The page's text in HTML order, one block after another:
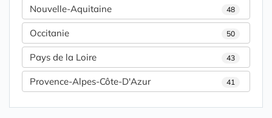
Nouvelle-Aquitaine 48
Occitanie 50
Pays de la Loire 43
Provence-Alpes-Côte-D'Azur 41